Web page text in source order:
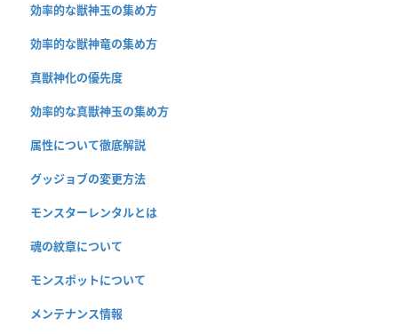
効率的な獣神玉の集め方
効率的な獣神竜の集め方
真獣神化の優先度
効率的な真獣神玉の集め方
属性について徹底解説
グッジョブの変更方法
モンスターレンタルとは
魂の紋章について
モンスポットについて
メンテナンス情報